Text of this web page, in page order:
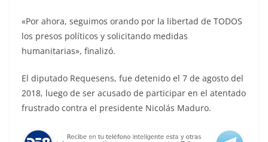
«Por ahora, seguimos orando por la libertad de TODOS
los presos políticos y solicitando medidas
humanitarias», finalizó.
El diputado Requesens, fue detenido el 7 de agosto del
2018, luego de ser acusado de participar en el atentado
frustrado contra el presidente Nicolás Maduro.